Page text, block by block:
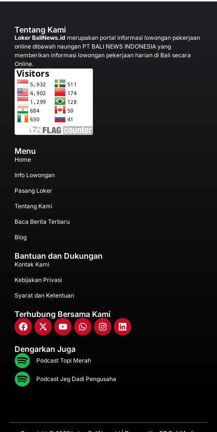
Tentang Kami
Loker BaliNews.id merupakan portal informasi lowongan pekerjaan
online dibawah naungan PT BALI NEWS INDONESIA yang
memberikan informasi lowongan pekerjaan harian di Bali secara
Online.
Menu
Home
Info Lowongan
Pasang Loker
Tentang Kami
Baca Berita Terbaru
Blog
Bantuan dan Dukungan
Kontak Kami
Kebijakan Privasi
Syarat dan Ketentuan
Terhubung Bersama Kami
Dengarkan Juga
Podcast Topi Merah
Podcast Jeg Dadi Pengusaha